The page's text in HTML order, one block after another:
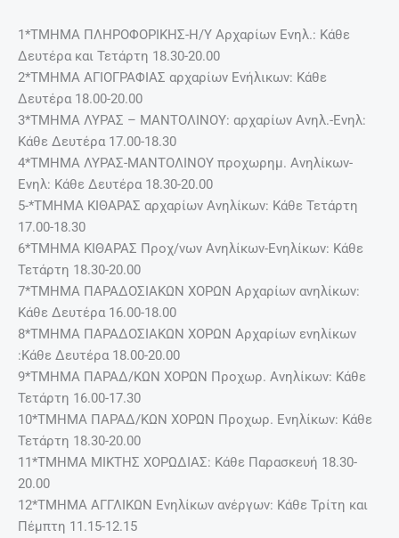
1*ΤΜΗΜΑ ΠΛΗΡΟΦΟΡΙΚΗΣ-Η/Υ Αρχαρίων Ενηλ.: Κάθε
Δευτέρα και Τετάρτη 18.30-20.00
2*ΤΜΗΜΑ ΑΓΙΟΓΡΑΦΙΑΣ αρχαρίων Ενήλικων: Κάθε
Δευτέρα 18.00-20.00
3*ΤΜΗΜΑ ΛΥΡΑΣ – ΜΑΝΤΟΛΙΝΟΥ: αρχαρίων Ανηλ.-Ενηλ:
Κάθε Δευτέρα 17.00-18.30
4*ΤΜΗΜΑ ΛΥΡΑΣ-ΜΑΝΤΟΛΙΝΟΥ προχωρημ. Ανηλίκων-
Ενηλ: Κάθε Δευτέρα 18.30-20.00
5-*ΤΜΗΜΑ ΚΙΘΑΡΑΣ αρχαρίων Ανηλίκων: Κάθε Τετάρτη
17.00-18.30
6*ΤΜΗΜΑ ΚΙΘΑΡΑΣ Προχ/νων Ανηλίκων-Ενηλίκων: Κάθε
Τετάρτη 18.30-20.00
7*ΤΜΗΜΑ ΠΑΡΑΔΟΣΙΑΚΩΝ ΧΟΡΩΝ Αρχαρίων ανηλίκων:
Κάθε Δευτέρα 16.00-18.00
8*ΤΜΗΜΑ ΠΑΡΑΔΟΣΙΑΚΩΝ ΧΟΡΩΝ Αρχαρίων ενηλίκων
:Κάθε Δευτέρα 18.00-20.00
9*ΤΜΗΜΑ ΠΑΡΑΔ/ΚΩΝ ΧΟΡΩΝ Προχωρ. Ανηλίκων: Κάθε
Τετάρτη 16.00-17.30
10*ΤΜΗΜΑ ΠΑΡΑΔ/ΚΩΝ ΧΟΡΩΝ Προχωρ. Ενηλίκων: Κάθε
Τετάρτη 18.30-20.00
11*ΤΜΗΜΑ ΜΙΚΤΗΣ ΧΟΡΩΔΙΑΣ: Κάθε Παρασκευή 18.30-
20.00
12*ΤΜΗΜΑ ΑΓΓΛΙΚΩΝ Ενηλίκων ανέργων: Κάθε Τρίτη και
Πέμπτη 11.15-12.15